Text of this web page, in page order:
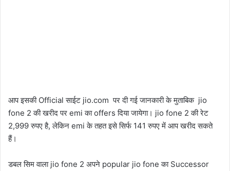
आप इसकी Official साईट jio.com पर दी गई जानकारी के मुताबिक jio
fone 2 की खरीद पर emi का offers दिया जायेगा। jio fone 2 की रेट
2,999 रुपए है, लेकिन emi के तहत इसे सिर्फ 141 रुपए में आप खरीद सकते
हैं।
डबल सिम वाला jio fone 2 अपने popular jio fone का Successor